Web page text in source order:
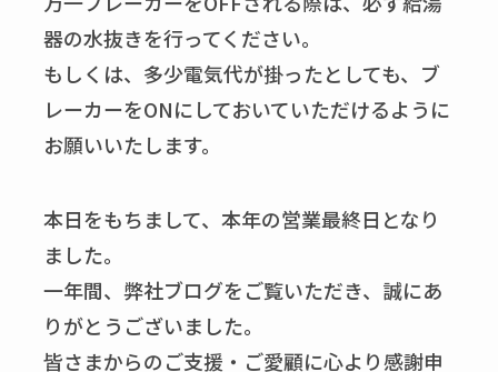
器の水抜きを行ってください。
もしくは、多少電気代が掛ったとしても、ブ
レーカーをONにしておいていただけるように
お願いいたします。
本日をもちまして、本年の営業最終日となり
ました。
一年間、弊社ブログをご覧いただき、誠にあ
りがとうございました。
皆さまからのご支援・ご愛顧に心より感謝申